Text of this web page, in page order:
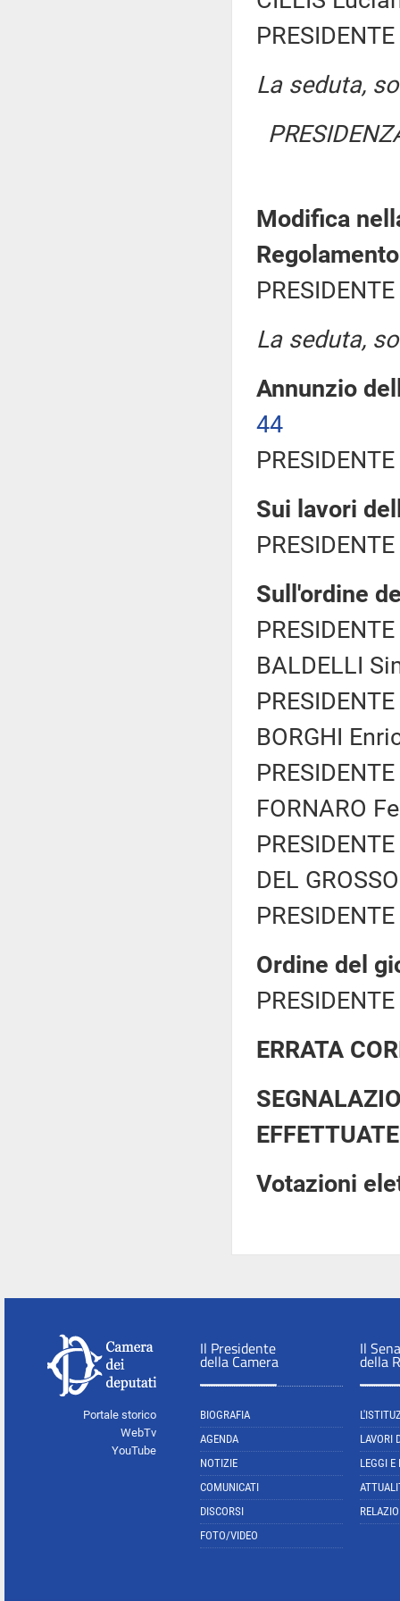
La seduta,
Modifica
Regolamento
La seduta,
Annunzio
44
Sui lavori
Sull'ordine
BALDELLI
BORGHI
FORNARO
DEL
Ordine del
ERRATA
Votazioni
Portale storico
WebTv
YouTube
Il Presidente
della Camera
BIOGRAFIA
AGENDA
NOTIZIE
COMUNICATI
DISCORSI
FOTO/VIDEO
Il
della
LAVORI
LEGGI E